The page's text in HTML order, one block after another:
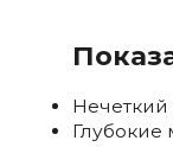
Нечеткий